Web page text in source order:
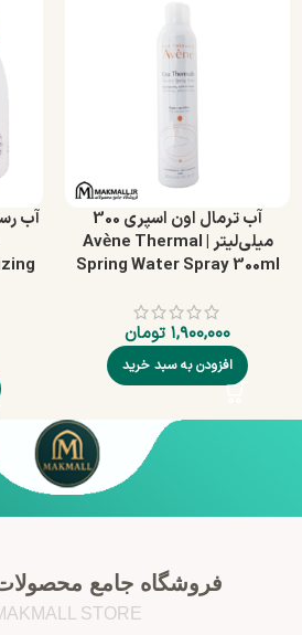
آب ترمال اون اسپری 300
میلی‌لیتر | Avène Thermal
Spring Water Spray 300ml
۱,۹۰۰,۰۰۰ تومان
افزودن به سبد خرید
فروشگاه جامع
STORE